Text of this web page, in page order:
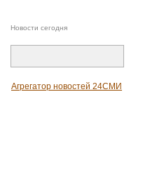
Новости сегодня
Агрегатор новостей 24СМИ